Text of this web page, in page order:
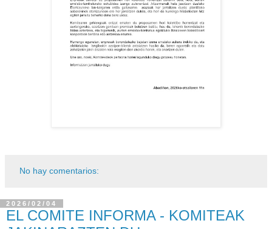
No hay comentarios:
2026/02/04
EL COMITE INFORMA - KOMITEAK